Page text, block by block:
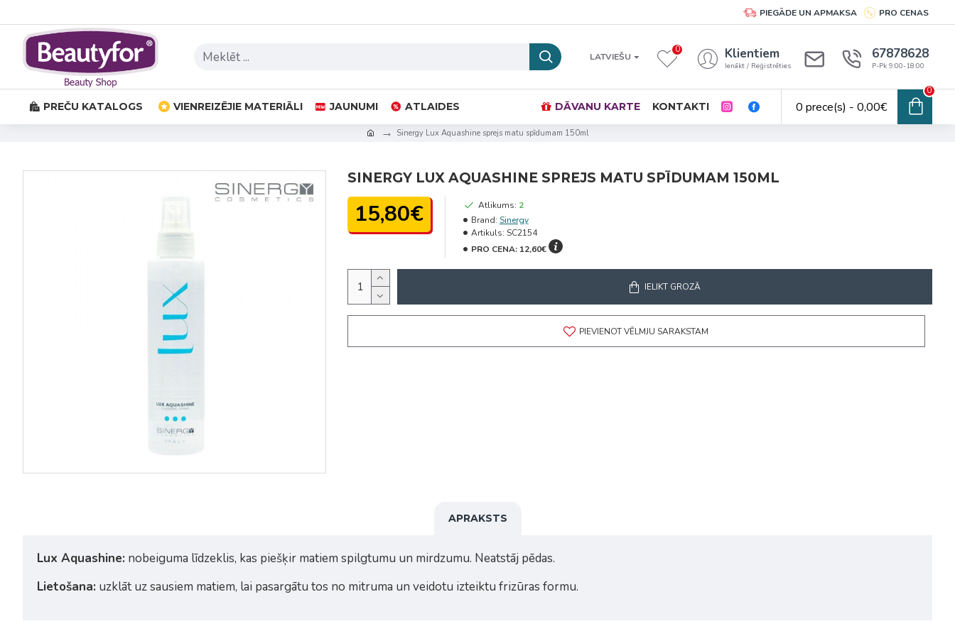
PIEGĀDE UN APMAKSA PRO CENAS
LATVIEŠU
0 Klientiem
Ienākt / Reģistrēties
67878628
P-Pk 9:00-18:00
PREČU KATALOGS VIENREIZĒJIE MATERIĀLI JAUNUMI ATLAIDES DĀVANU KARTE KONTAKTI 0 prece(s) - 0,00€
0
Sinergy Lux Aquashine sprejs matu spīdumam 150ml
SINERGY LUX AQUASHINE SPREJS MATU SPĪDUMAM 150ML
15,80€ Atlikums: 2
Brand: Sinergy
Artikuls: SC2154
PRO CENA: 12,60€
IELIKT GROZĀ
PIEVIENOT VĒLMJU SARAKSTAM
APRAKSTS
Lux Aquashine: nobeiguma līdzeklis, kas piešķir matiem spilgtumu un mirdzumu. Neatstāj pēdas.
Lietošana: uzklāt uz sausiem matiem, lai pasargātu tos no mitruma un veidotu izteiktu frizūras formu.